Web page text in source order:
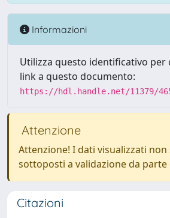
Informazioni
Utilizza questo identificativo per
link a questo documento:
https://hdl.handle.net/11379/
Attenzione
Attenzione! I dati visualizzati
sottoposti a validazione da parte
Citazioni